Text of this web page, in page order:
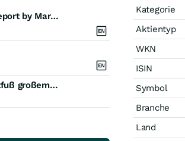
Augmented and Virtual Reality Market worth $138.60 billion by 2032 - Exclusive Report by MarketsandMarkets
FlightSafety International erweitert Präsenz in Arizona mit neuem 100.000 Quadratfuß großem Lernzentrum in Mesa
Kategorie
Aktientyp
WKN
ISIN
Symbol
Branche
Land